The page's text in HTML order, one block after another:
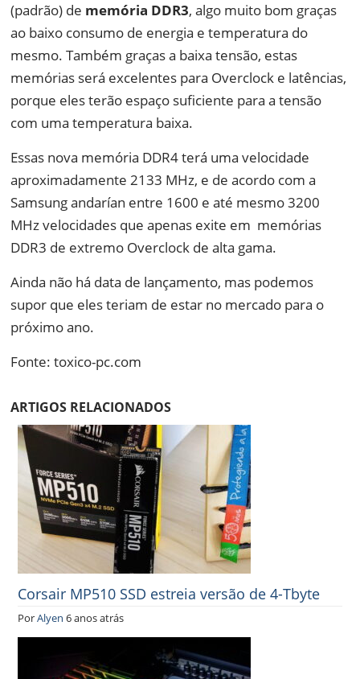
(padrão) de memória DDR3, algo muito bom graças
ao baixo consumo de energia e temperatura do
mesmo. Também graças a baixa tensão, estas
memórias será excelentes para Overclock e latências,
porque eles terão espaço suficiente para a tensão
com uma temperatura baixa.
Essas nova memória DDR4 terá uma velocidade
aproximadamente 2133 MHz, e de acordo com a
Samsung andarían entre 1600 e até mesmo 3200
MHz velocidades que apenas exite em memórias
DDR3 de extremo Overclock de alta gama.
Ainda não há data de lançamento, mas podemos
supor que eles teriam de estar no mercado para o
próximo ano.
Fonte: toxico-pc.com
ARTIGOS RELACIONADOS
Corsair MP510 SSD estreia versão de 4-Tbyte
PorAlyen 6 anos atrás